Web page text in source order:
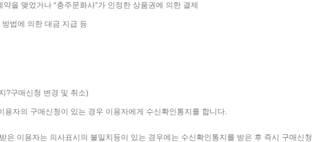
약을 맺었거나 “충주문화사”가 인정한 상품권에 의한 결제
법에 의한 대금 지급 등
?구매신청 변경 및 취소)
용자의 구매신청이 있는 경우 이용자에게 수신확인통지를 합니다.
은 이용자는 의사표시의 불일치등이 있는 경우에는 수신확인통지를 받은 후 즉시 구매신